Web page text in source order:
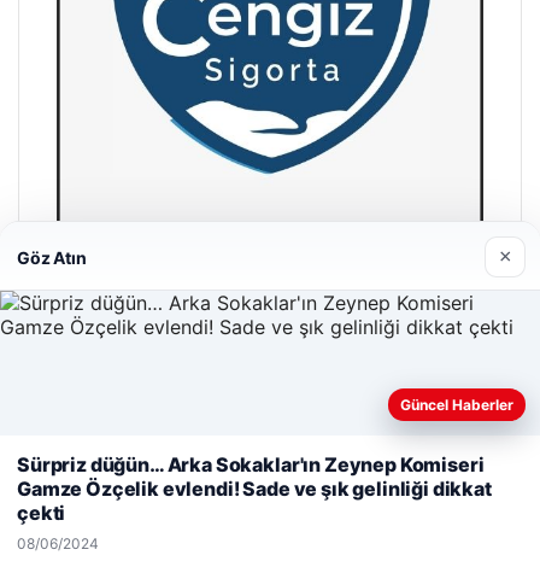
Hastaş Beton
26/05/2026
© 2026 Parapul – Güncel Ekonomi Haberleri
deneyiminizi kişiselleştirmek ve geliştirmek amacıyla çerezler
kullanıyoruz.Çerez Politikamız
Göz Atın ×
Güncel Haberler
Sürpriz düğün… Arka Sokaklar'ın Zeynep Komiseri
Gamze Özçelik evlendi! Sade ve şık gelinliği dikkat
çekti
08/06/2024